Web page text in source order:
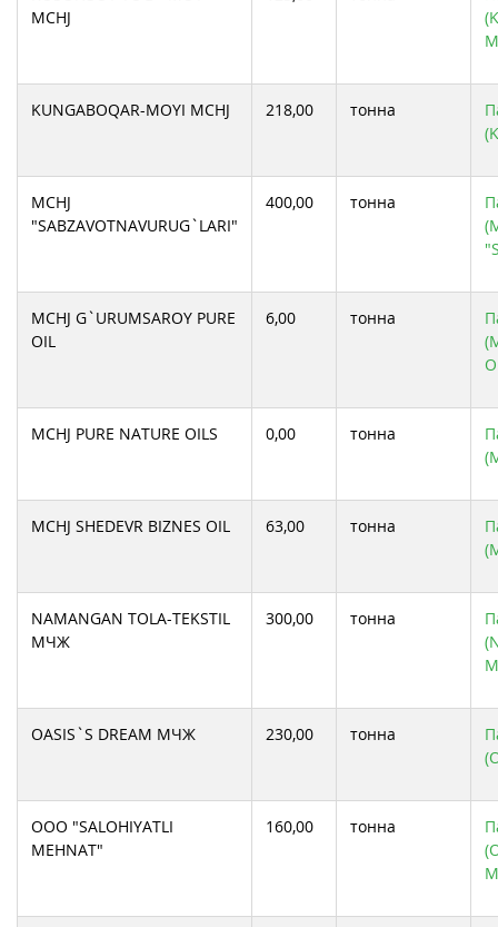
MCHJ
KUNGABOQAR-MOYI MCHJ 218,00 тонна
MCHJ
"SABZAVOTNAVURUG`LARI"
400,00 тонна
MCHJ G`URUMSAROY PURE
OIL
6,00 тонна
MCHJ PURE NATURE OILS 0,00 тонна
MCHJ SHEDEVR BIZNES OIL 63,00 тонна
NAMANGAN TOLA-TEKSTIL
МЧЖ
300,00 тонна
OASIS`S DREAM МЧЖ 230,00 тонна
OOO "SALOHIYATLI
MEHNAT"
160,00 тонна